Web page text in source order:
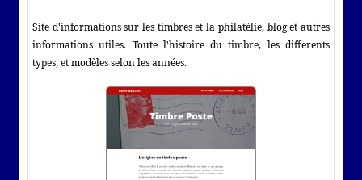
Site d'informations sur les timbres et la philatélie, blog et autres
informations utiles. Toute l'histoire du timbre, les differents
types, et modèles selon les années.